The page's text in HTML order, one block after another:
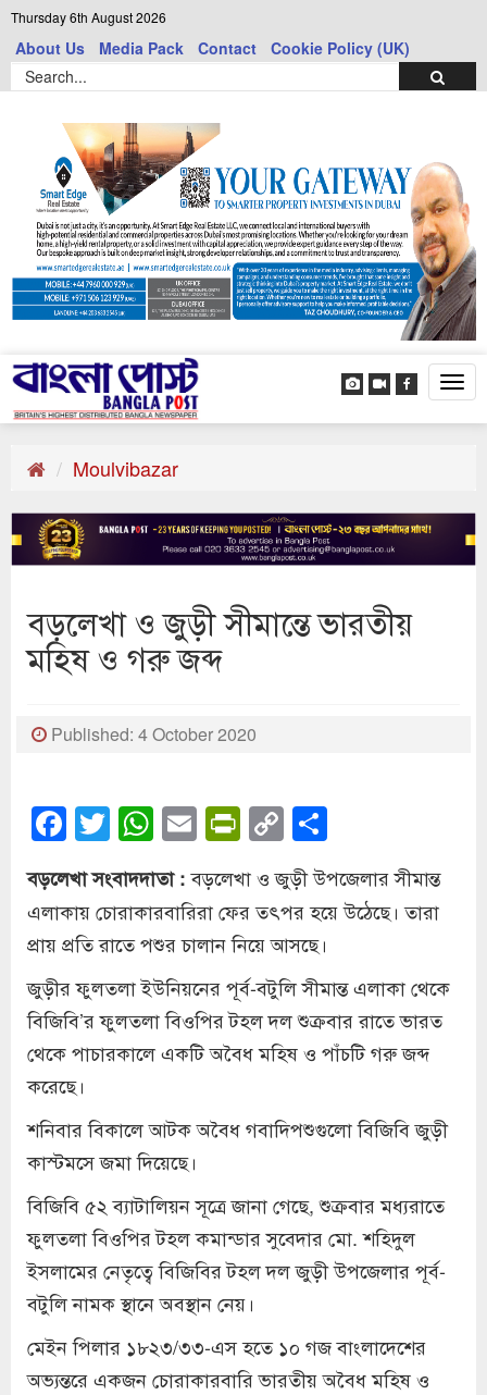
Thursday 6th August 2026
About Us Media Pack Contact Cookie Policy (UK)
Moulvibazar
বড়লেখা ও জুড়ী সীমান্তে ভারতীয়
মহিষ ও গরু জব্দ
Published: 4 October 2020
Facebook
Twitter
WhatsApp
EmailPrintFriendly
Copy
Link
বড়লেখা সংবাদদাতা :বড়লেখা ও জুড়ী উপজেলার সীমান্ত
এলাকায় চোরাকারবারিরা ফের তৎপর হয়ে উঠেছে। তারা
প্রায় প্রতি রাতে পশুর চালান নিয়ে আসছে।
জুড়ীর ফুলতলা ইউনিয়নের পূর্ব-বটুলি সীমান্ত এলাকা থেকে
বিজিবি’র ফুলতলা বিওপির টহল দল শুক্রবার রাতে ভারত
থেকে পাচারকালে একটি অবৈধ মহিষ ও পাঁচটি গরু জব্দ
করেছে।
শনিবার বিকালে আটক অবৈধ গবাদিপশুগুলো বিজিবি জুড়ী
কাস্টমসে জমা দিয়েছে।
বিজিবি ৫২ ব্যাটালিয়ন সূত্রে জানা গেছে, শুক্রবার মধ্যরাতে
ফুলতলা বিওপির টহল কমান্ডার সুবেদার মো. শহিদুল
ইসলামের নেতৃত্বে বিজিবির টহল দল জুড়ী উপজেলার পূর্ব-
বটুলি নামক স্থানে অবস্থান নেয়।
মেইন পিলার ১৮২৩/৩৩-এস হতে ১০ গজ বাংলাদেশের
অভ্যন্তরে একজন চোরাকারবারি ভারতীয় অবৈধ মহিষ ও